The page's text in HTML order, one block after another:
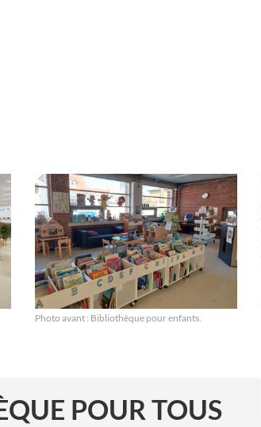
Photo avant : Bibliothèque pour enfants.
POUR TOUS